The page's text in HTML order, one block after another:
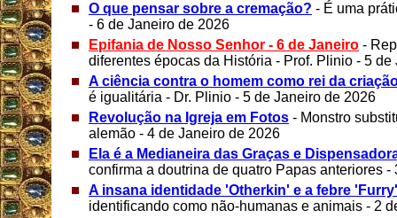
O que pensar sobre a cremação? - É uma
- 6 de Janeiro de 2026
Epifania de Nosso Senhor - 6 de Janeiro -
diferentes épocas da História - Prof. Plinio - 5 de
A ciência contra o homem como rei da
é igualitária - Dr. Plinio - 5 de Janeiro de 2026
Revolução na Igreja em Fotos - Monstro
alemão - 4 de Janeiro de 2026
Ela é a Medianeira das Graças e
confirma a doutrina de quatro Papas anteriores -
A insana identidade 'Otherkin' e a febre
identificando como não-humanas e animais - 2